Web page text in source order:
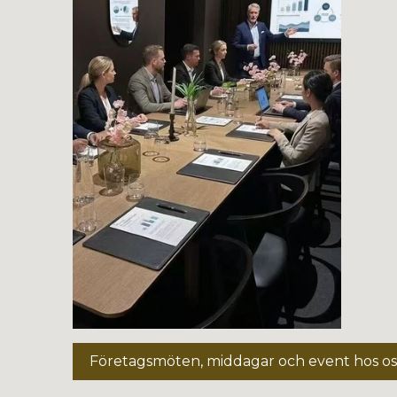
Företagsmöten, middagar och event hos